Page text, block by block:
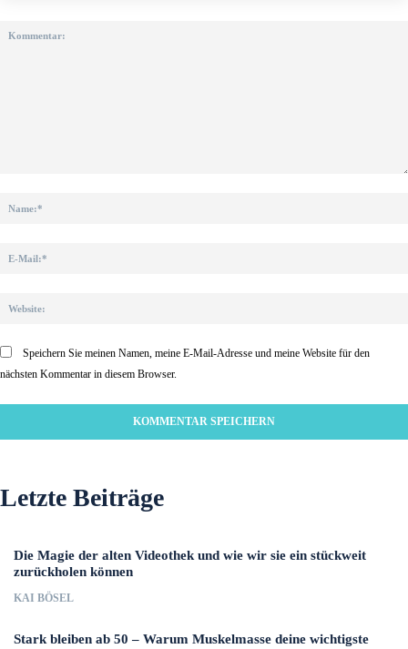
Speichern Sie meinen Namen, meine E-Mail-Adresse und meine Website für den
nächsten Kommentar in diesem Browser.
Letzte Beiträge
Die Magie der alten Videothek und wie wir sie ein stückweit
zurückholen können
KAI BÖSEL
Stark bleiben ab 50 – Warum Muskelmasse deine wichtigste